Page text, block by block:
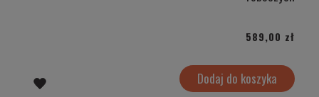
589,00 zł
Dodaj do koszyka